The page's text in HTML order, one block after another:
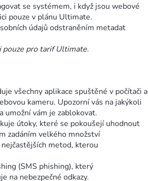
se systémem, i když jsou webové
pouze v plánu Ultimate.
údajů odstraněním metadat
pouze pro tarif Ultimate.
všechny aplikace spuštěné v počítači a
kameru. Upozorní vás na jakýkoli
umožní vám je zablokovat.
útoky, které se pokoušejí uhodnout
zadáním velkého množství
metod, kterou
(SMS phishing), který
na nebezpečné odkazy.